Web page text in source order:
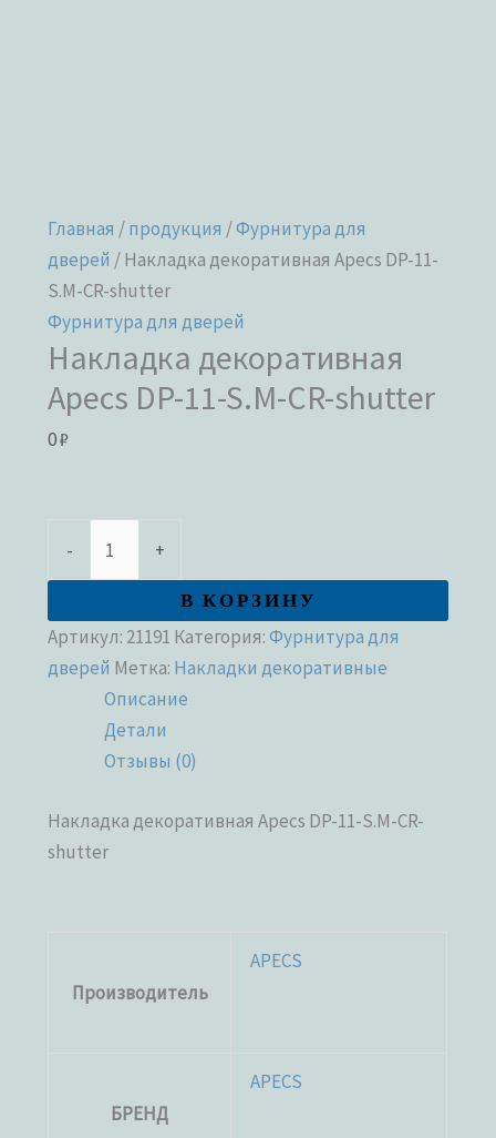
Главная /продукция /Фурнитура для
дверей / Накладка декоративная Apecs DP-11-
S.M-CR-shutter
Фурнитура для дверей
Накладка декоративная
Apecs DP-11-S.M-CR-shutter
0₽
- +
В КОРЗИНУ
Артикул: 21191 Категория:Фурнитура для
дверей Метка: Накладки декоративные
Описание
Детали
Отзывы (0)
Накладка декоративная Apecs DP-11-S.M-CR-
shutter
Производитель
APECS
БРЕНД
APECS